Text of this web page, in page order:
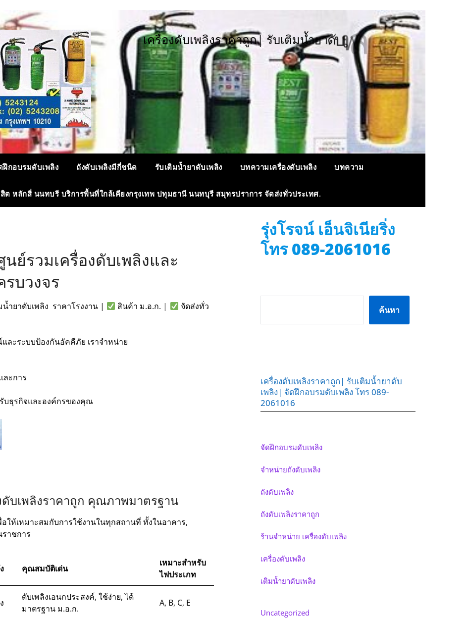
เครองดบเพลงราคาถก| รบเตมนำยาดบเพลง|จ
ด
ฝ
ฝึกอบรมดับเพลิง ถังดับเพลิงมีกี่ชนิด รับเติมน้ำยาดับเพลิง บทความเครื่องดับเพลิง บทความ
สิต หลักสี่ นนทบรี บริการพื้นที่ใกล้เคียงกรุงเทพ ปทุมธานี นนทบุรี สมุทรปราการ จัดส่งทั่วประเทศ.
นย์รวมเครื่องดับเพลิงและ
บวงจร
น้ำยาดับเพลิง ราคาโรงงาน | สินค้า ม.อ.ก. |
จัดส่งทั่ว
ละระบบป้องกันอัคคีภัย เราจำหน่าย
ะการ
บธุรกิจและองค์กรของคุณ
ดับเพลิงราคาถูก คุณภาพมาตรฐาน
ให้เหมาะสมกับการใช้งานในทุกสถานที่ ทั้งในอาคาร,
าชการ
คุณสมบัติเด่น
เหมาะสำหรับ
ไฟประเภท
ดับเพลิงเอนกประสงค์, ใช้ง่าย, ได้
มาตรฐาน ม.อ.ก.
A, B, C, E
รุ่งโรจน์ เอ็นจิเนียริ่ง
โทร 089-2061016
ค้นหา
เครื่องดับเพลิงราคาถูก| รับเติมน้ำยาดับ
เพลิง| จัดฝึกอบรมดับเพลิง โทร 089-
2061016
จัดฝึกอบรมดับเพลิง
จำหน่ายถังดับเพลิง
ถังดับเพลิง
ถังดับเพลิงราคาถูก
ร้านจำหน่าย เครื่องดับเพลิง
เครื่องดับเพลิง
เติมน้ำยาดับเพลิง
Uncategorized